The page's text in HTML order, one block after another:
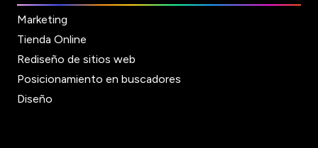
Marketing
Tienda Online
Rediseño de sitios web
Posicionamiento en buscadores
Diseño